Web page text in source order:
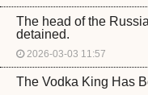
The head of the
detained.
2026-03-03 11:57
The Vodka King Has